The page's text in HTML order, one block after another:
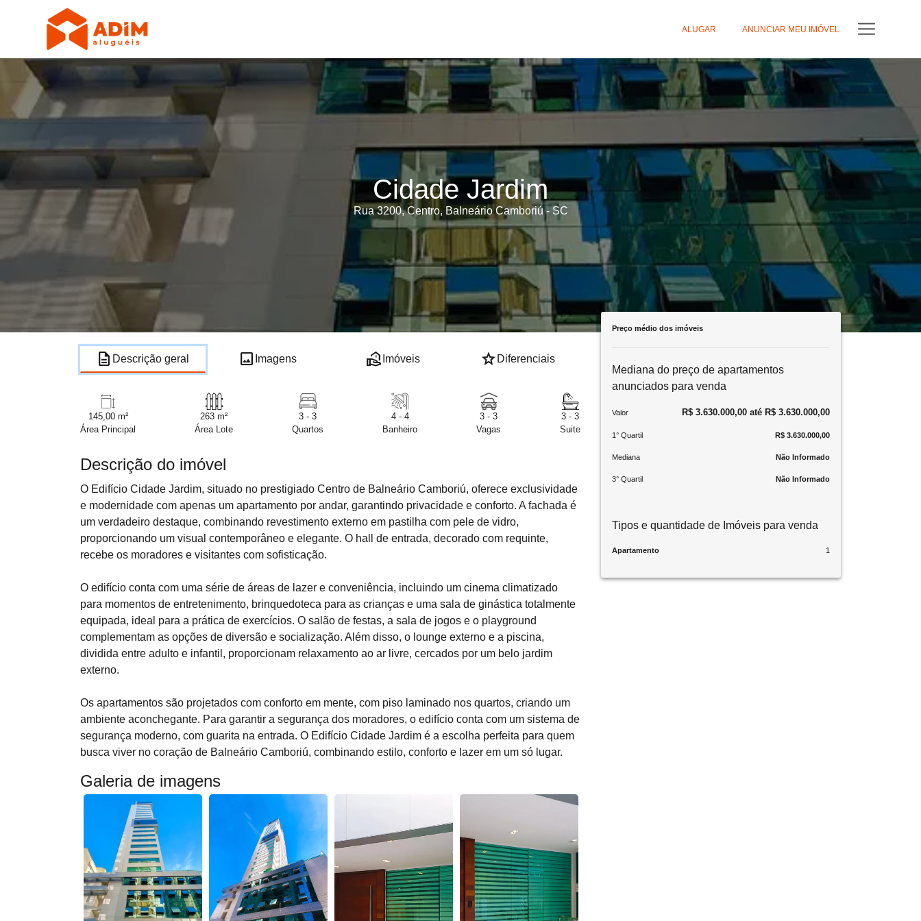
ALUGAR ANUNCIAR MEU IMÓVEL
Cidade Jardim
Rua 3200, Centro, Balneário Camboriú - SC
description Descrição geral image Imagens real_estate_agent Imóveis star Diferenciais
145,00 m²
Área Principal
263 m²
Área Lote
3 - 3
Quartos
4 - 4
Banheiro
3 - 3
Vagas
3 - 3
Suite
Descrição do imóvel
O Edifício Cidade Jardim, situado no prestigiado Centro de Balneário Camboriú, oferece exclusividade
e modernidade com apenas um apartamento por andar, garantindo privacidade e conforto. A fachada é
um verdadeiro destaque, combinando revestimento externo em pastilha com pele de vidro,
proporcionando um visual contemporâneo e elegante. O hall de entrada, decorado com requinte,
recebe os moradores e visitantes com sofisticação.
O edifício conta com uma série de áreas de lazer e conveniência, incluindo um cinema climatizado
para momentos de entretenimento, brinquedoteca para as crianças e uma sala de ginástica totalmente
equipada, ideal para a prática de exercícios. O salão de festas, a sala de jogos e o playground
complementam as opções de diversão e socialização. Além disso, o lounge externo e a piscina,
dividida entre adulto e infantil, proporcionam relaxamento ao ar livre, cercados por um belo jardim
externo.
Os apartamentos são projetados com conforto em mente, com piso laminado nos quartos, criando um
ambiente aconchegante. Para garantir a segurança dos moradores, o edifício conta com um sistema de
segurança moderno, com guarita na entrada. O Edifício Cidade Jardim é a escolha perfeita para quem
busca viver no coração de Balneário Camboriú, combinando estilo, conforto e lazer em um só lugar.
Galeria de imagens
Preço médio dos imóveis
Mediana do preço de apartamentos
anunciados para venda
Valor R$ 3.630.000,00 até R$ 3.630.000,00
1° Quartil R$ 3.630.000,00
Mediana Não Informado
3° Quartil Não Informado
Tipos e quantidade de Imóveis para venda
Apartamento 1